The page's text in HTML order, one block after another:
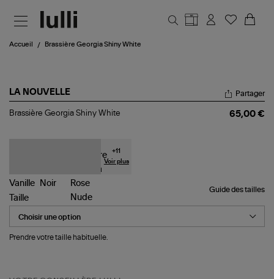
Accueil Brassière Georgia Shiny White
LA NOUVELLE
Brassière
Partager
Brassière Georgia Shiny White 65,00 €
+11
Voir plus
Guide des tailles
Taille
Prendre votre taille habituelle.